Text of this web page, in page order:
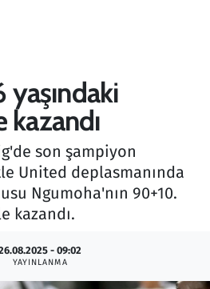
yaşındaki
son şampiyon
United deplasmanında
Ngumoha'nın 90+10.
kazandı.
- 09:02
YAYINLANMA